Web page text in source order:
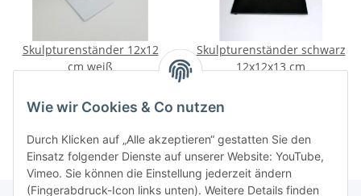
Wie wir Cookies & Co nutzen
Durch Klicken auf „Alle akzeptieren“ gestatten Sie den
Einsatz folgender Dienste auf unserer Website: YouTube,
Vimeo. Sie können die Einstellung jederzeit ändern
(Fingerabdruck-Icon links unten). Weitere Details finden
Skulpturenständer 12x12
cm weiß
Skulpturenständer schwarz
12x12x13 cm